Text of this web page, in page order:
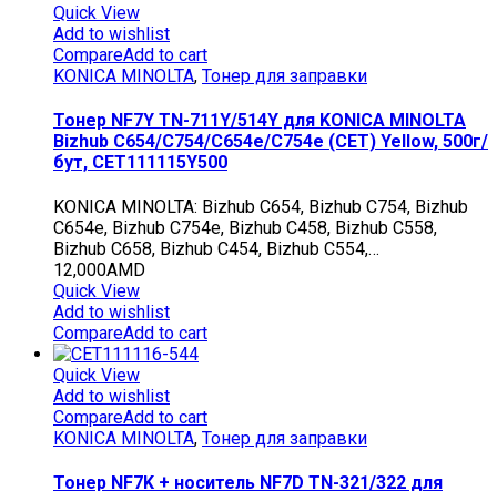
Quick View
Add to wishlist
CompareAdd to cart
KONICA MINOLTA, Тонер для заправки
Тонер NF7Y TN-711Y/514Y для KONICA MINOLTA
Bizhub C654/C754/C654e/C754e (CET) Yellow, 500г/
бут, CET111115Y500
KONICA MINOLTA: Bizhub C654, Bizhub C754, Bizhub
C654e, Bizhub C754e, Bizhub C458, Bizhub C558,
Bizhub C658, Bizhub C454, Bizhub C554,…
12,000AMD
Quick View
Add to wishlist
CompareAdd to cart
Quick View
Add to wishlist
CompareAdd to cart
KONICA MINOLTA, Тонер для заправки
Тонер NF7K + носитель NF7D TN-321/322 для